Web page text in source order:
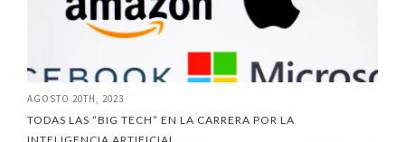
AGOSTO 20TH, 2023
TODAS LAS “BIG TECH” EN LA CARRERA POR LA